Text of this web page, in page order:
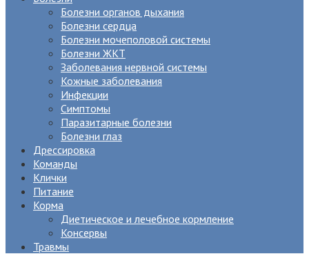
Болезни органов дыхания
Болезни сердца
Болезни мочеполовой системы
Болезни ЖКТ
Заболевания нервной системы
Кожные заболевания
Инфекции
Симптомы
Паразитарные болезни
Болезни глаз
Дрессировка
Команды
Клички
Питание
Корма
Диетическое и лечебное кормление
Консервы
Травмы